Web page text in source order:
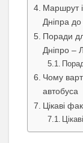
Маршрут
Дніпра
Поради
Дніпро –
Чому
автобуса
Цікаві